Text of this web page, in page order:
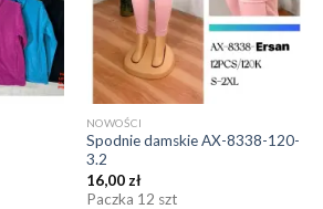
NOWOŚCI
Spodnie damskie AX-8338-120-
3.2
16,00 zł
Paczka 12 szt